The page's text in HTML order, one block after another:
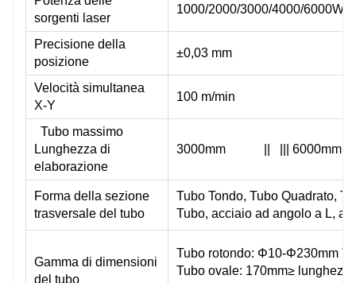
sorgenti laser
1000/2000/3000/4000/6000W
Precisione della
posizione
±0,03 mm
Velocità simultanea
X-Y
100 m/min
Tubo massimo
Lunghezza di
elaborazione
3000mm || ||| 6000mm
Forma della sezione
trasversale del tubo
Tubo Tondo, Tubo Quadrato,
Tubo, acciaio ad angolo a L,
Gamma di dimensioni
del tubo
Tubo rotondo: Φ10-Φ230mm
Tubo ovale: 170mm≥
SMC
SMC
G, DXF, DWG, PLT, ENG
G, DXF, DWG, PLT, ENG
File
IGS